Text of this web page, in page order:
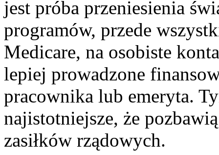
jest próba przeniesienia
programów, przede
Medicare, na osobiste
lepiej prowadzone
pracownika lub emeryta.
najistotniejsze, że
zasiłków rządowych.